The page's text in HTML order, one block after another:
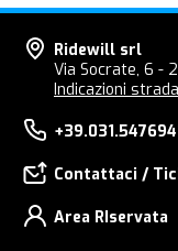
Ridewill srl
Via Socrate, 6 -
Indicazioni
Contattaci /
Area RIservata